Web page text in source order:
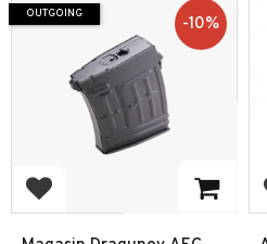
Add to favorites
10%
OUTGOING